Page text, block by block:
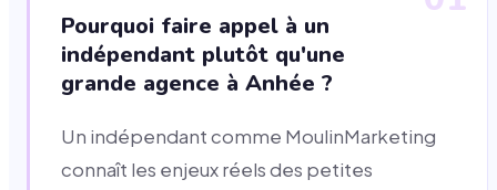
Pourquoi faire appel à un
indépendant plutôt qu'une
grande agence à Anhée ?
Un indépendant comme MoulinMarketing
connaît les enjeux réels des petites